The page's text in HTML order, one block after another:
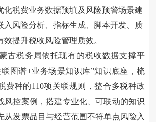
化税费业务数据预填及风险预警场景建
入风险分析、指标生成、脚本开发、质
提升税收风险管理质效。
古税务局依托现有的税收数据支撑平
图谱+业务场景知识库”知识底座，梳
费种的110项关联规则，整合多税种政
风控案例，搭建专业化、可联动的知识
从发票品目与经营范围不符单点风险入